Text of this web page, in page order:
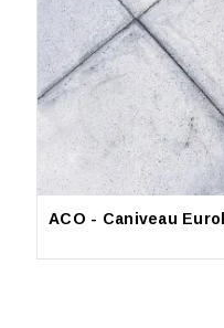
ACO - Caniveau